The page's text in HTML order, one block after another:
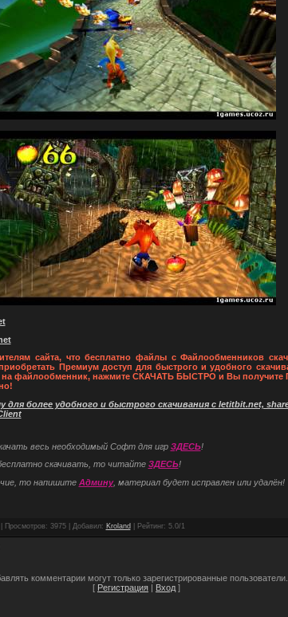
сайта, что бесплатно файлы с Файлообменников
Премиум доступ для быстрого и удобного
на файлообменник, нажмите СКАЧАТЬ БЫСТРО и Вы получите
для более удобного и быстрого скачивания с letitbit.net,
весь необходимый Софт для игр ЗДЕСЬ!
скачивать, то читайте ЗДЕСЬ!
то напишите Админу, материал будет исправлен или удалён!
Просмотров: 3975 | Добавил: Kroland Рейтинг: 5.0/1
комментарии могут только зарегистрированные пользователи.
[ Регистрация | Вход ]